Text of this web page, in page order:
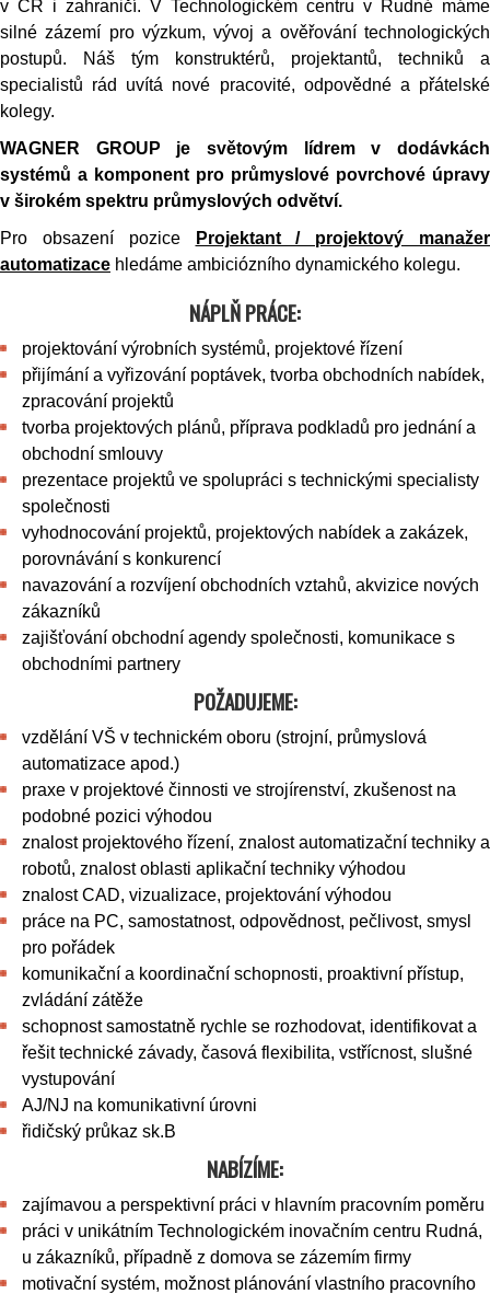
v ČR i zahraničí. V Technologickém centru v Rudné máme
silné zázemí pro výzkum, vývoj a ověřování technologických
postupů. Náš tým konstruktérů, projektantů, techniků a
specialistů rád uvítá nové pracovité, odpovědné a přátelské
kolegy.
WAGNER GROUP je světovým lídrem v dodávkách
systémů a komponent pro průmyslové povrchové úpravy
v širokém spektru průmyslových odvětví.
Pro obsazení pozice
Projektant / projektový manažer
automatizace hledáme ambiciózního dynamického kolegu.
NÁPLŇ PRÁCE:
projektování výrobních systémů, projektové řízení
přijímání a vyřizování poptávek, tvorba obchodních nabídek,
zpracování projektů
tvorba projektových plánů, příprava podkladů pro jednání a
obchodní smlouvy
prezentace projektů ve spolupráci s technickými specialisty
společnosti
vyhodnocování projektů, projektových nabídek a zakázek,
porovnávání s konkurencí
navazování a rozvíjení obchodních vztahů, akvizice nových
zákazníků
zajišťování obchodní agendy společnosti, komunikace s
obchodními partnery
POŽADUJEME:
vzdělání VŠ v technickém oboru (strojní, průmyslová
automatizace apod.)
praxe v projektové činnosti ve strojírenství, zkušenost na
podobné pozici výhodou
znalost projektového řízení, znalost automatizační techniky a
robotů, znalost oblasti aplikační techniky výhodou
znalost CAD, vizualizace, projektování výhodou
práce na PC, samostatnost, odpovědnost, pečlivost, smysl
pro pořádek
komunikační a koordinační schopnosti, proaktivní přístup,
zvládání zátěže
schopnost samostatně rychle se rozhodovat, identifikovat a
řešit technické závady, časová flexibilita, vstřícnost, slušné
vystupování
AJ/NJ na komunikativní úrovni
řidičský průkaz sk.B
NABÍZÍME:
zajímavou a perspektivní práci v hlavním pracovním poměru
práci v unikátním Technologickém inovačním centru Rudná,
u zákazníků, případně z domova se zázemím firmy
motivační systém, možnost plánování vlastního pracovního